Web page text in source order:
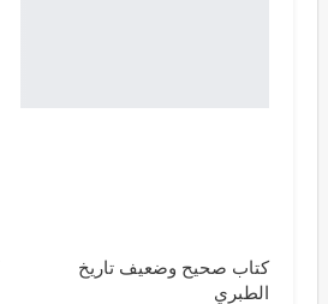
كتاب صحيح وضعيف تاريخ
الطبري